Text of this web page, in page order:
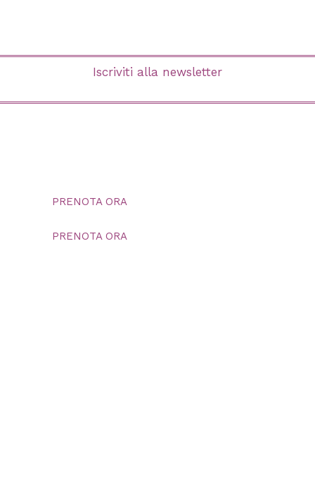
Iscriviti alla newsletter
PRENOTA ORA
PRENOTA ORA